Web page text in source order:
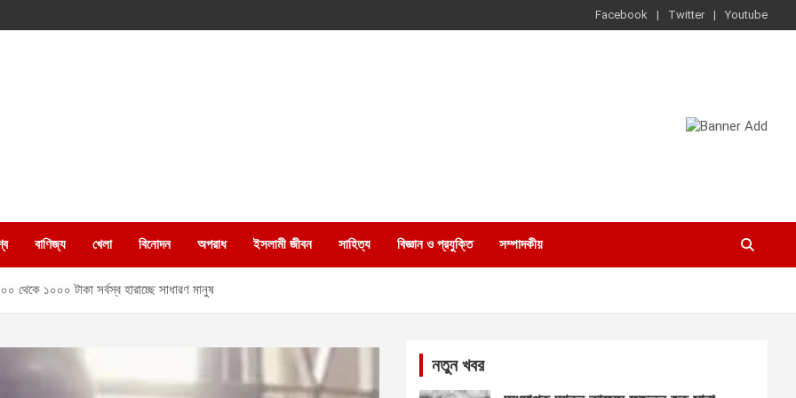
Facebook Twitter Youtube
বাণিজ্য খেলা বিনোদন অপরাধ ইসলামী জীবন সাহিত্য বিজ্ঞান ও প্রযুক্তি সম্পাদকীয়
থেকে ১০০০ টাকা সর্বস্ব হারাচ্ছে সাধারণ মানুষ
নতুন খবর